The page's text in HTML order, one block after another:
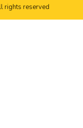
rights reserved